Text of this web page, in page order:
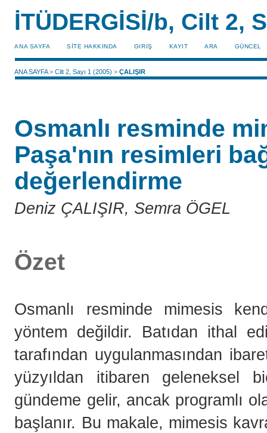
İTÜDERGİSİ/b, Cilt 2,
ANA SAYFA SİTE HAKKINDA GIRIŞ KAYIT ARA GÜNCEL
ANA SAYFA>Cilt 2, Sayı 1 (2005) >ÇALIŞIR
Osmanlı resminde
Paşa'nın resimleri
değerlendirme
Deniz ÇALIŞIR, Semra ÖGEL
Özet
Osmanlı resminde mimesis
yöntem değildir. Batıdan ithal
tarafından uygulanmasından
yüzyıldan itibaren geleneksel
gündeme gelir, ancak programlı
başlanır. Bu makale, mimesis